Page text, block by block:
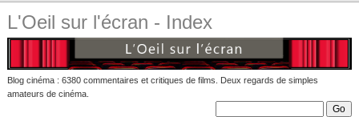
L'Oeil sur l'écran - Index
Blog cinéma : 6380 commentaires et critiques de films. Deux regards de simples
amateurs de cinéma.